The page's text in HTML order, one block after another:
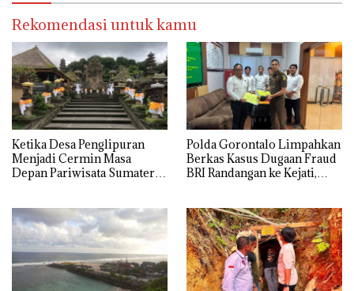
Rekomendasi untuk kamu
Ketika Desa Penglipuran
Menjadi Cermin Masa
Depan Pariwisata Sumatera
Polda Gorontalo Limpahkan
Berkas Kasus Dugaan Fraud
BRI Randangan ke Kejati,